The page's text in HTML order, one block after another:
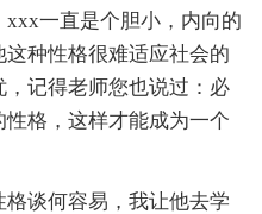
一直是个胆小，内向的
种性格很难适应社会的
记得老师您也说过：必
格，这样才能成为一个
谈何容易，我让他去学